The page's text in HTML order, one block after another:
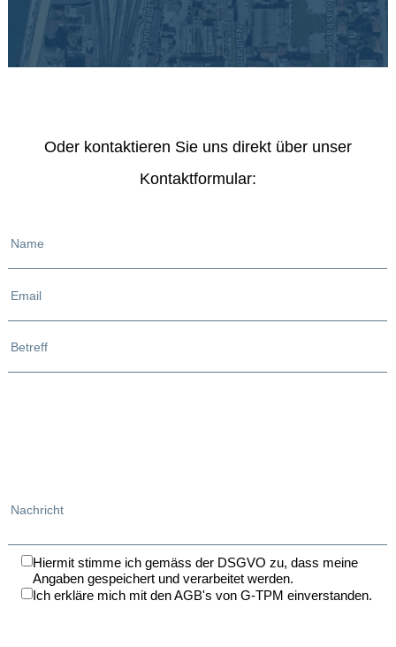
Oder kontaktieren Sie uns direkt über unser
Kontaktformular:
Name
Email
Betreff
Nachricht
Hiermit stimme ich gemäss der DSGVO zu, dass meine
Angaben gespeichert und verarbeitet werden.
Ich erkläre mich mit den AGB's von G-TPM einverstanden.